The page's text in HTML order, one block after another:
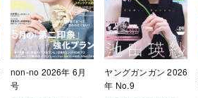
non-no 2026年 6月
号
ヤングガンガン 2026
年 No.9